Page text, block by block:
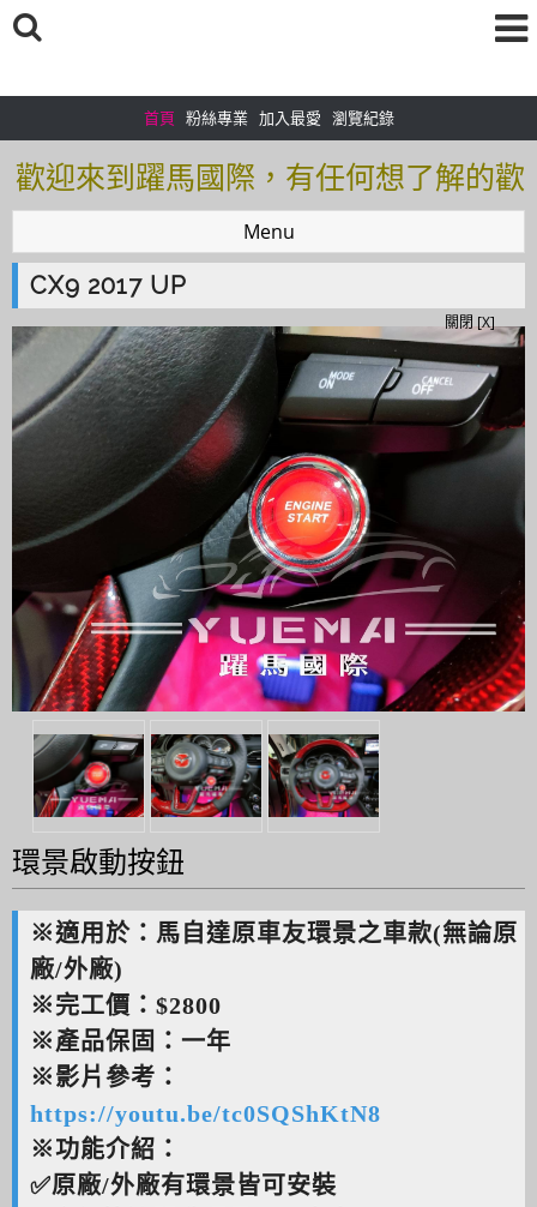
首頁 粉絲專業 加入最愛 瀏覽紀錄
歡迎來到躍馬國際，有任何想了解的歡
迎加入＠官方帳號：＠tof5459i 聯繫電
話0925166083
歡迎來到躍馬國際，有任何想了解的歡
迎加入＠官方帳號：＠tof5459i 聯繫電
話0925166083
Menu
CX9 2017 UP
環景啟動按鈕
※適用於：馬自達原車友環景之車款(無論原
廠/外廠)
※完工價：$2800
※產品保固：一年
※影片參考：
https://youtu.be/tc0SQShKtN8
※功能介紹：
✅原廠/外廠有環景皆可安裝
關閉 [X]